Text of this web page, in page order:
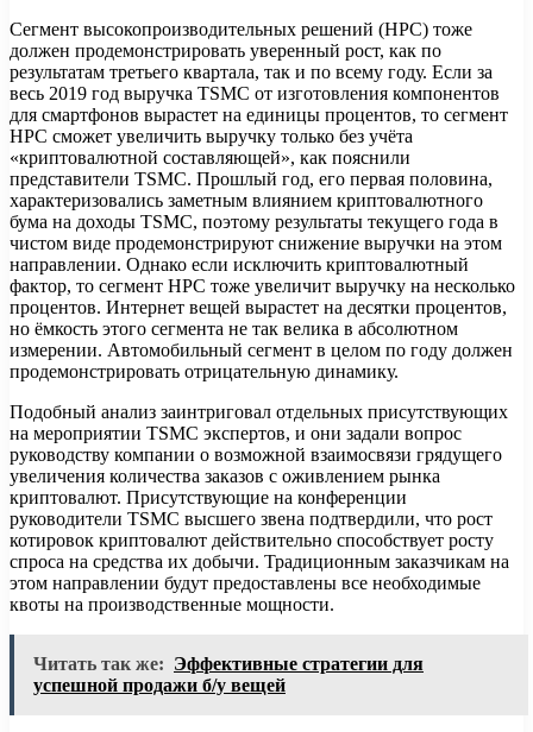
Сегмент высокопроизводительных решений (HPC) тоже
должен продемонстрировать уверенный рост, как по
результатам третьего квартала, так и по всему году. Если за
весь 2019 год выручка TSMC от изготовления компонентов
для смартфонов вырастет на единицы процентов, то сегмент
HPC сможет увеличить выручку только без учёта
«криптовалютной составляющей», как пояснили
представители TSMC. Прошлый год, его первая половина,
характеризовались заметным влиянием криптовалютного
бума на доходы TSMC, поэтому результаты текущего года в
чистом виде продемонстрируют снижение выручки на этом
направлении. Однако если исключить криптовалютный
фактор, то сегмент HPC тоже увеличит выручку на несколько
процентов. Интернет вещей вырастет на десятки процентов,
но ёмкость этого сегмента не так велика в абсолютном
измерении. Автомобильный сегмент в целом по году должен
продемонстрировать отрицательную динамику.
Подобный анализ заинтриговал отдельных присутствующих
на мероприятии TSMC экспертов, и они задали вопрос
руководству компании о возможной взаимосвязи грядущего
увеличения количества заказов с оживлением рынка
криптовалют. Присутствующие на конференции
руководители TSMC высшего звена подтвердили, что рост
котировок криптовалют действительно способствует росту
спроса на средства их добычи. Традиционным заказчикам на
этом направлении будут предоставлены все необходимые
квоты на производственные мощности.
Читать так же: Эффективные стратегии для
успешной продажи б/у вещей